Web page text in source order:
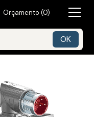
Orçamento (0)